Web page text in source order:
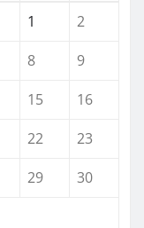
1
2
8
9
15
16
22
23
29
30